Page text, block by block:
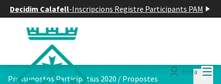
Decidim Calafell-Inscripcions Registre Participants PAM
Entra
Pressupostos Participatius 2020 / Propostes